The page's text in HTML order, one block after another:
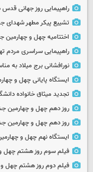
راهپیمایی روز جهانی قدس
تشییع پیکر مطهر شهدای
اختتامیه چهل و چهارمین
راهپیمایی سراسری مردم تهران
نورافشانی برج میلاد به
ایستگاه پایانی چهل و
تجدید میثاق خانواده
روز دهم چهل و چهارمین
روز دهم چهل و چهارمین
ایستگاه نهم چهل و
فیلم سوم روز هشتم چهل
فیلم دوم روز هشتم چهل و